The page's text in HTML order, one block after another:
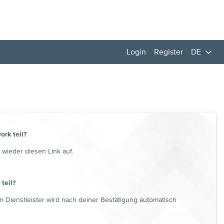
Login Register DE
teil?
diesen Link auf.
teil?
Dienstleister wird nach deiner Bestätigung automatisch